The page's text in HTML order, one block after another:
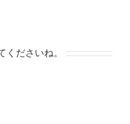
くださいね。